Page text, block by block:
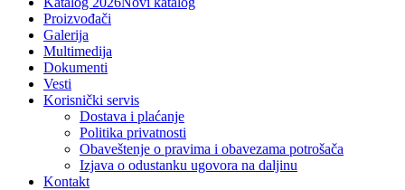
Proizvođači
Galerija
Multimedija
Dokumenti
Vesti
Korisnički servis
Dostava i plaćanje
Politika privatnosti
Obaveštenje o pravima i obavezama potrošača
Izjava o odustanku ugovora na daljinu
Kontakt